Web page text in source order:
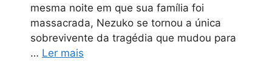
mesma noite em que sua família foi
massacrada, Nezuko se tornou a única
sobrevivente da tragédia que mudou para
… Ler mais